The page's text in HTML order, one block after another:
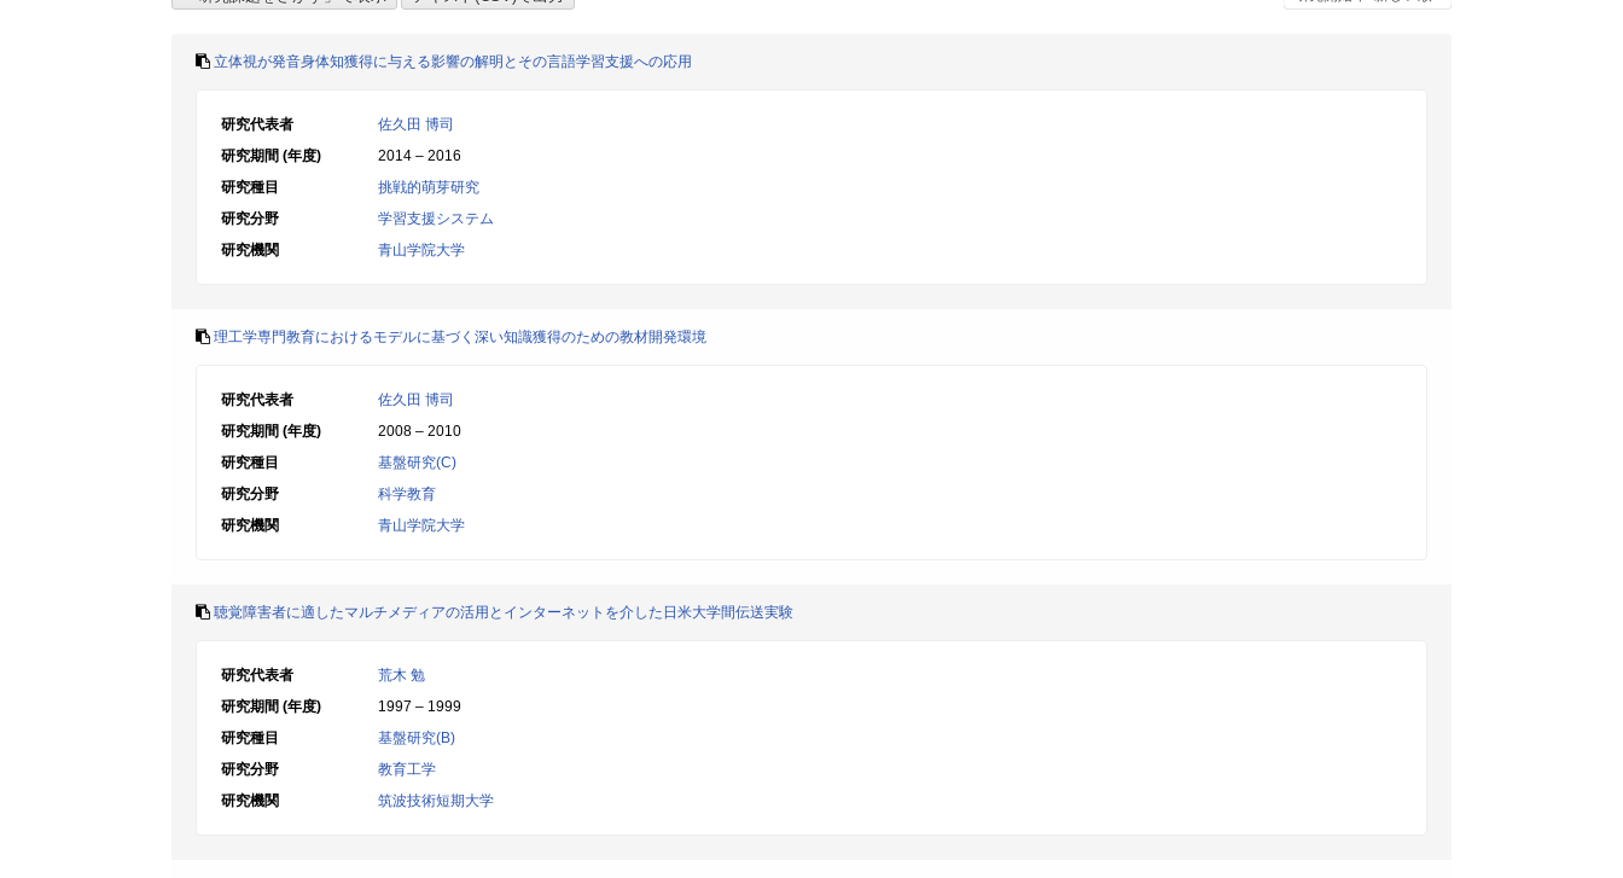
立体視が発音身体知獲得に与える影響の解明とその言語学習支援への応用
研究代表者
佐久田 博司
研究期間 (年度)
2014 – 2016
研究種目
挑戦的萌芽研究
研究分野
学習支援システム
研究機関
青山学院大学
理工学専門教育におけるモデルに基づく深い知識獲得のための教材開発環境
研究代表者
佐久田 博司
研究期間 (年度)
2008 – 2010
研究種目
基盤研究(C)
研究分野
科学教育
研究機関
青山学院大学
聴覚障害者に適したマルチメディアの活用とインターネットを介した日米大学間伝送実験
研究代表者
荒木 勉
研究期間 (年度)
1997 – 1999
研究種目
基盤研究(B)
研究分野
教育工学
研究機関
筑波技術短期大学